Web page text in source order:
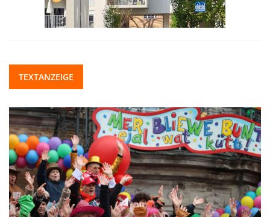
TEXTANZEIGE